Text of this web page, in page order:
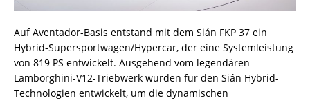
Auf Aventador-Basis entstand mit dem Sián FKP 37 ein
Hybrid-Supersportwagen/Hypercar, der eine Systemleistung
von 819 PS entwickelt. Ausgehend vom legendären
Lamborghini-V12-Triebwerk wurden für den Sián Hybrid-
Technologien entwickelt, um die dynamischen